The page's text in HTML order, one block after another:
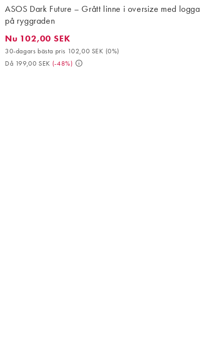
ASOS Dark Future – Grått linne i oversize med logga
på ryggraden
Nu 102,00 SEK. 30-dagars bästa pris 102,00 SEK (0%). Då
Nu 102,00 SEK
30-dagars bästa pris 102,00 SEK (0%)
Då 199,00 SEK (-48%)